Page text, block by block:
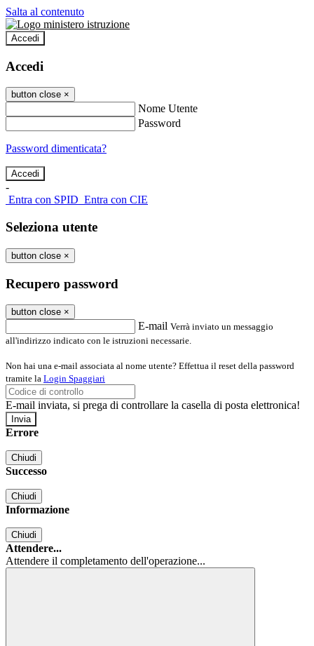
Salta al contenuto
Accedi
Accedi
button close ×
Nome Utente
Password
Password dimenticata?
-
Entra con SPID Entra con CIE
Seleziona utente
button close ×
Recupero password
button close ×
E-mail Verrà inviato un messaggio
all'indirizzo indicato con le istruzioni necessarie.
Non hai una e-mail associata al nome utente? Effettua il reset della password
tramite la Login Spaggiari
E-mail inviata, si prega di controllare la casella di posta elettronica!
Errore
Chiudi
Successo
Chiudi
Informazione
Chiudi
Attendere...
Attendere il completamento dell'operazione...